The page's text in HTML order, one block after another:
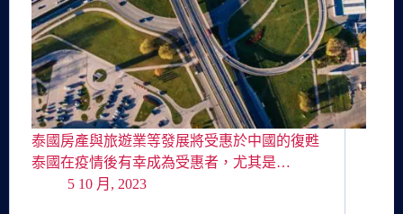
泰國房產與旅遊業等發展將受惠於中國的復甦
泰國在疫情後有幸成為受惠者，尤其是…
5 10 月, 2023